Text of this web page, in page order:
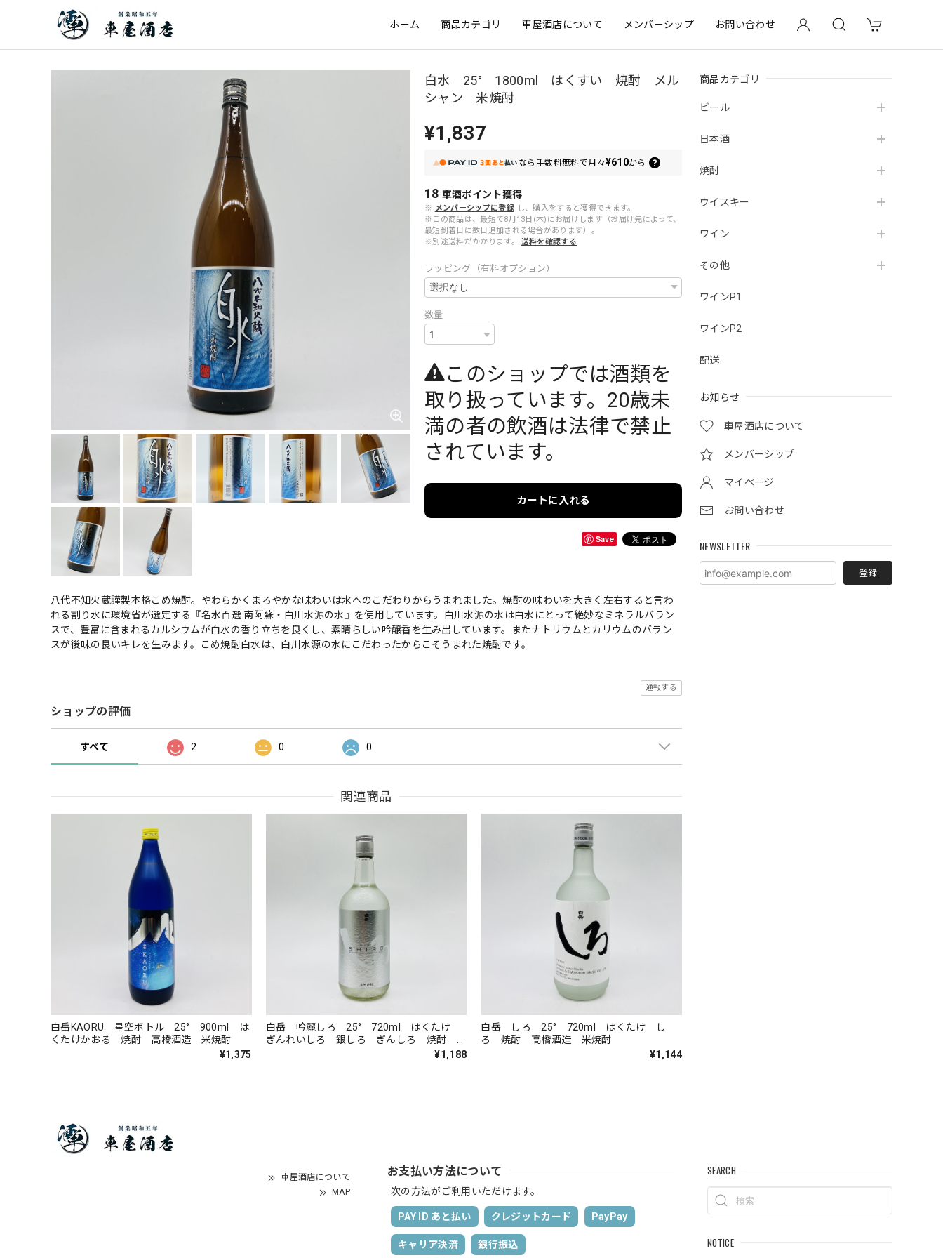
ホーム 商品カテゴリ 車屋酒店について メンバーシップ お問い合わせ
商品カテゴリ
ビール
日本酒
焼酎
ウイスキー
ワイン
その他
ワインP1
ワインP2
配送
お知らせ
車屋酒店について
メンバーシップ
マイページ
お問い合わせ
NEWSLETTER
登録
白水 25° 1800ml はくすい 焼酎 メル
シャン 米焼酎
¥1,837
なら 手数料無料で月々¥610から
18 車酒ポイント獲得
※ メンバーシップに登録 し、購入をすると獲得できます。
※この商品は、最短で8月13日(木)にお届けします（お届け先によって、
最短到着日に数日追加される場合があります）。
※別途送料がかかります。
送料を確認する
ラッピング（有料オプション）
数量
このショップでは酒類を
取り扱っています。20歳未
満の者の飲酒は法律で禁止
されています。
カートに入れる
Save
八代不知火蔵謹製本格こめ焼酎。やわらかくまろやかな味わいは水へのこだわりからうまれました。焼酎の味わいを大きく左右すると言わ
れる割り水に環境省が選定する『名水百選 南阿蘇・白川水源の水』を使用しています。白川水源の水は白水にとって絶妙なミネラルバラン
スで、豊富に含まれるカルシウムが白水の香り立ちを良くし、素晴らしい吟醸香を生み出しています。またナトリウムとカリウムのバラン
スが後味の良いキレを生みます。こめ焼酎白水は、白川水源の水にこだわったからこそうまれた焼酎です。
通報する
ショップの評価
すべて 2 0 0
関連商品
白岳KAORU 星空ボトル 25° 900ml は
くたけかおる 焼酎 高橋酒造 米焼酎
¥1,375
白岳 吟麗しろ 25° 720ml はくたけ
ぎんれいしろ 銀しろ ぎんしろ 焼酎 高
¥1,188
白岳 しろ 25° 720ml はくたけ し
ろ 焼酎 高橋酒造 米焼酎
¥1,144
車屋酒店について
MAP
お支払い方法について
次の方法がご利用いただけます。
PAY ID あと払い クレジットカード PayPay
キャリア決済 銀行振込
SEARCH
NOTICE